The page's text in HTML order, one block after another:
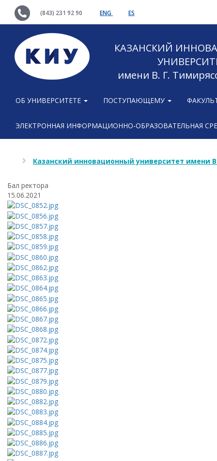
(843) 231 92 90 ENG ES
КАЗАНСКИЙ
имени В. Г.
ОБ УНИВЕРСИТЕТЕ ПОСТУПАЮЩЕМУ
ЭЛЕКТРОННАЯ ИНФОРМАЦИОННО-ОБРАЗОВАТЕЛЬНАЯ
Казанский инновационный университет имени
Бал ректора
15.06.2021